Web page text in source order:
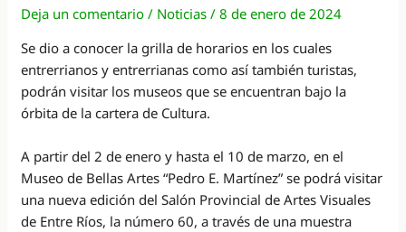
Deja un comentario / Noticias /8 de enero de 2024
Se dio a conocer la grilla de horarios en los cuales
entrerrianos y entrerrianas como así también turistas,
podrán visitar los museos que se encuentran bajo la
órbita de la cartera de Cultura.
A partir del 2 de enero y hasta el 10 de marzo, en el
Museo de Bellas Artes “Pedro E. Martínez” se podrá visitar
una nueva edición del Salón Provincial de Artes Visuales
de Entre Ríos, la número 60, a través de una muestra